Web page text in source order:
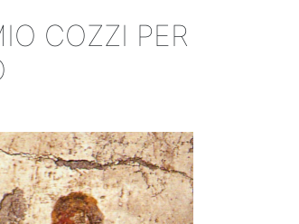
COZZI PER